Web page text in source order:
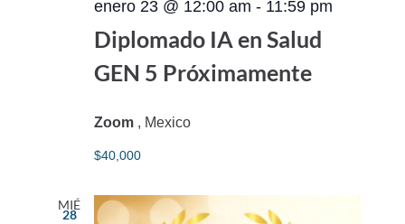
enero 23 @ 12:00 am - 11:59 pm
Diplomado IA en Salud
GEN 5 Próximamente
Zoom , Mexico
$40,000
MIÉ
28